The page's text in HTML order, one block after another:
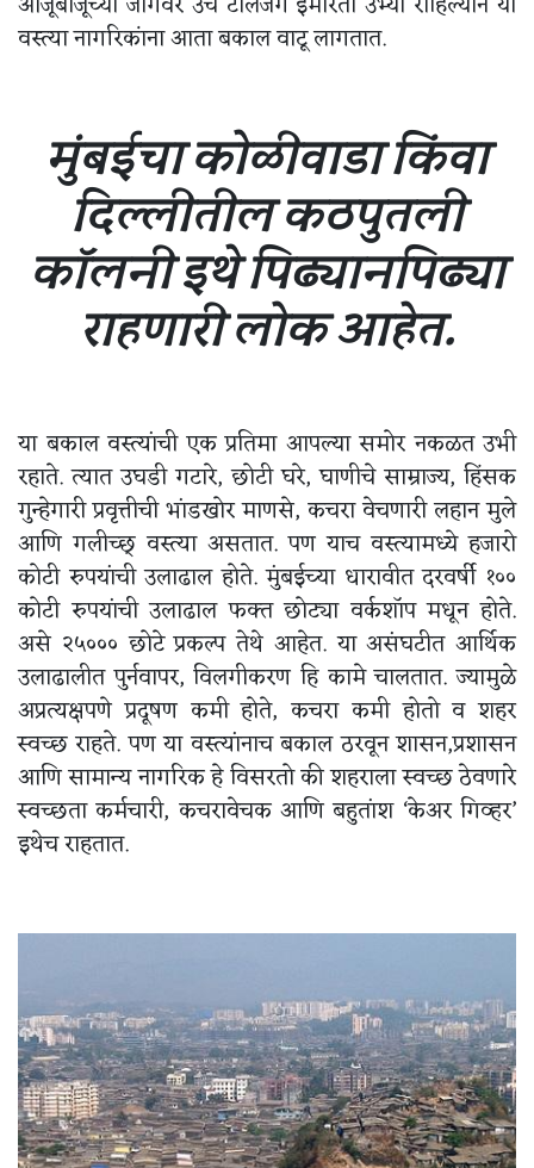
वस्त्या नागरिकांना आता बकाल वाटू लागतात.
मुंबईचा कोळीवाडा किंवा
दिल्लीतील कठपुतली
कॉलनी इथे पिढ्यानपिढ्या
राहणारी लोक आहेत.
या बकाल वस्त्यांची एक प्रतिमा आपल्या समोर नकळत उभी
रहाते. त्यात उघडी गटारे, छोटी घरे, घाणीचे साम्राज्य, हिंसक
गुन्हेगारी प्रवृत्तीची भांडखोर माणसे, कचरा वेचणारी लहान मुले
आणि गलीच्छ् वस्त्या असतात. पण याच वस्त्यामध्ये हजारो
कोटी रुपयांची उलाढाल होते. मुंबईच्या धारावीत दरवर्षी १००
कोटी रुपयांची उलाढाल फक्त छोट्या वर्कशॉप मधून होते.
असे २५००० छोटे प्रकल्प तेथे आहेत. या असंघटीत आर्थिक
उलाढालीत पुर्नवापर, विलगीकरण हि कामे चालतात. ज्यामुळे
अप्रत्यक्षपणे प्रदूषण कमी होते, कचरा कमी होतो व शहर
स्वच्छ राहते. पण या वस्त्यांनाच बकाल ठरवून शासन,प्रशासन
आणि सामान्य नागरिक हे विसरतो की शहराला स्वच्छ ठेवणारे
स्वच्छता कर्मचारी, कचरावेचक आणि बहुतांश ‘केअर गिव्हर’
इथेच राहतात.